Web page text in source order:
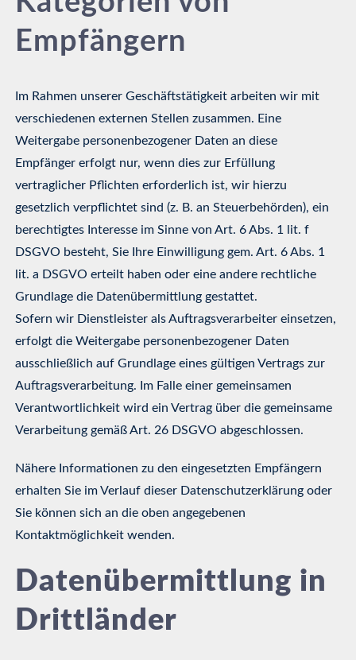
Empfängern
Im Rahmen unserer Geschäftstätigkeit arbeiten wir mit
verschiedenen externen Stellen zusammen. Eine
Weitergabe personenbezogener Daten an diese
Empfänger erfolgt nur, wenn dies zur Erfüllung
vertraglicher Pflichten erforderlich ist, wir hierzu
gesetzlich verpflichtet sind (z. B. an Steuerbehörden), ein
berechtigtes Interesse im Sinne von Art. 6 Abs. 1 lit. f
DSGVO besteht, Sie Ihre Einwilligung gem. Art. 6 Abs. 1
lit. a DSGVO erteilt haben oder eine andere rechtliche
Grundlage die Datenübermittlung gestattet.
Sofern wir Dienstleister als Auftragsverarbeiter einsetzen,
erfolgt die Weitergabe personenbezogener Daten
ausschließlich auf Grundlage eines gültigen Vertrags zur
Auftragsverarbeitung. Im Falle einer gemeinsamen
Verantwortlichkeit wird ein Vertrag über die gemeinsame
Verarbeitung gemäß Art. 26 DSGVO abgeschlossen.
Nähere Informationen zu den eingesetzten Empfängern
erhalten Sie im Verlauf dieser Datenschutzerklärung oder
Sie können sich an die oben angegebenen
Kontaktmöglichkeit wenden.
Datenübermittlung in
Drittländer